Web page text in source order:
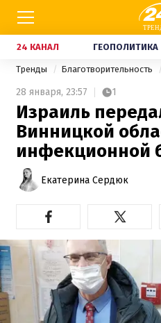
24 КАНАЛ ГЕОПОЛИТИКА
Тренды Благотворительность
28 января, 23:57 1
Израиль
Винницкой
инфекционной
Екатерина Сердюк